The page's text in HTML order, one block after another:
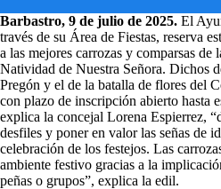
Barbastro, 9 de julio de 2025. El
través de su Área de Fiestas, reserva
a las mejores carrozas y comparsas de
Natividad de Nuestra Señora. Dichos
Pregón y el de la batalla de flores del
con plazo de inscripción abierto hasta
explica la concejal Lorena Espierrez,
desfiles y poner en valor las señas de
celebración de los festejos. Las
ambiente festivo gracias a la
peñas o grupos”, explica la edil.